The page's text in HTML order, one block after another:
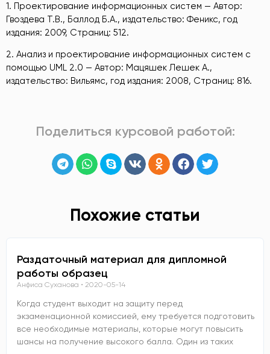
1. Проектирование информационных систем — Автор:
Гвоздева Т.В., Баллод Б.А., издательство: Феникс, год
издания: 2009, Страниц: 512.
2. Анализ и проектирование информационных систем с
помощью UML 2.0 — Автор: Мацяшек Лешек А.,
издательство: Вильямс, год издания: 2008, Страниц: 816.
Поделиться курсовой работой:
Похожие статьи
Раздаточный материал для дипломной
работы образец
Анфиса Суханова 2020-05-14
Когда студент выходит на защиту перед
экзаменационной комиссией, ему требуется подготовить
все необходимые материалы, которые могут повысить
шансы на получение высокого балла. Один из таких